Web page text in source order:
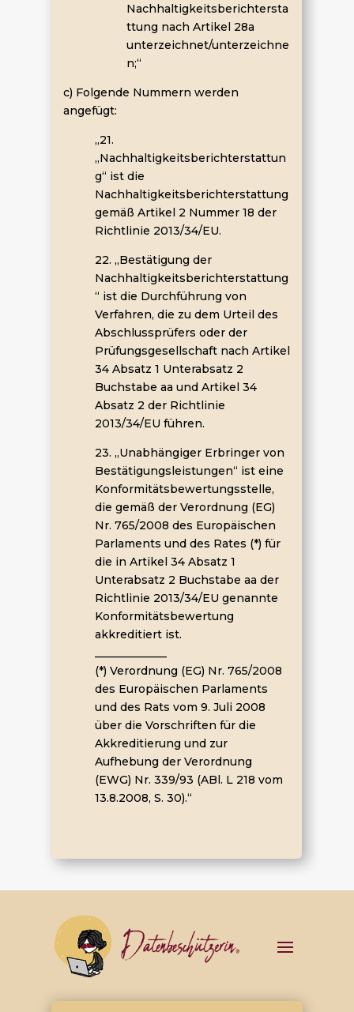
Nachhaltigkeitsberichtersta
ttung nach Artikel 28a
unterzeichnet/unterzeichne
n;“
c) Folgende Nummern werden
angefügt:
„21.
„Nachhaltigkeitsberichterstattun
g“ ist die
Nachhaltigkeitsberichterstattung
gemäß Artikel 2 Nummer 18 der
Richtlinie 2013/34/EU.
22. „Bestätigung der
Nachhaltigkeitsberichterstattung
“ ist die Durchführung von
Verfahren, die zu dem Urteil des
Abschlussprüfers oder der
Prüfungsgesellschaft nach Artikel
34 Absatz 1 Unterabsatz 2
Buchstabe aa und Artikel 34
Absatz 2 der Richtlinie
2013/34/EU führen.
23. „Unabhängiger Erbringer von
Bestätigungsleistungen“ ist eine
Konformitätsbewertungsstelle,
die gemäß der Verordnung (EG)
Nr. 765/2008 des Europäischen
Parlaments und des Rates (*) für
die in Artikel 34 Absatz 1
Unterabsatz 2 Buchstabe aa der
Richtlinie 2013/34/EU genannte
Konformitätsbewertung
akkreditiert ist.
(*) Verordnung (EG) Nr. 765/2008
des Europäischen Parlaments
und des Rats vom 9. Juli 2008
über die Vorschriften für die
Akkreditierung und zur
Aufhebung der Verordnung
(EWG) Nr. 339/93 (ABl. L 218 vom
13.8.2008, S. 30).“